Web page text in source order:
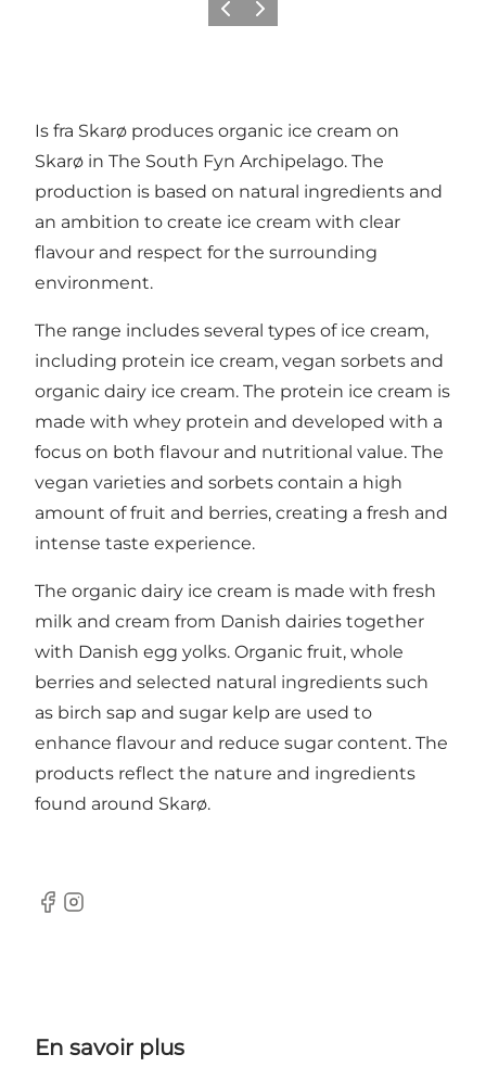
PrécédentSuivant
Is fra Skarø produces organic ice cream on
Skarø in The South Fyn Archipelago. The
production is based on natural ingredients and
an ambition to create ice cream with clear
flavour and respect for the surrounding
environment.
The range includes several types of ice cream,
including protein ice cream, vegan sorbets and
organic dairy ice cream. The protein ice cream is
made with whey protein and developed with a
focus on both flavour and nutritional value. The
vegan varieties and sorbets contain a high
amount of fruit and berries, creating a fresh and
intense taste experience.
The organic dairy ice cream is made with fresh
milk and cream from Danish dairies together
with Danish egg yolks. Organic fruit, whole
berries and selected natural ingredients such
as birch sap and sugar kelp are used to
enhance flavour and reduce sugar content. The
products reflect the nature and ingredients
found around Skarø.
Facebook
Instagram
En savoir plus